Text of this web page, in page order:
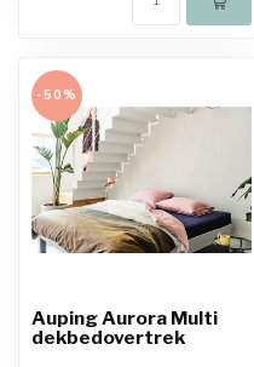
-50%
Auping Aurora Multi
dekbedovertrek